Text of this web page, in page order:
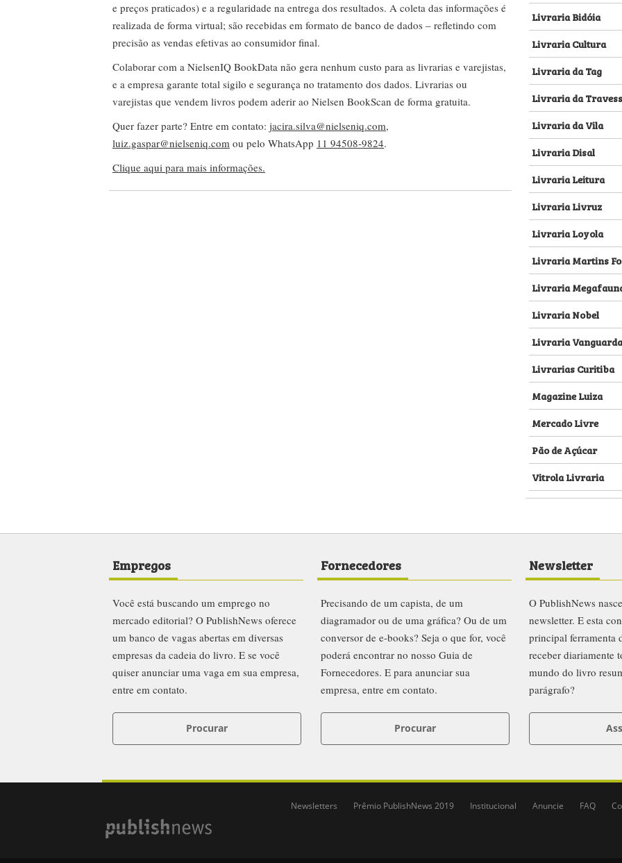
e preços praticados) e a regularidade na entrega dos resultados. A coleta das informações é
realizada de forma virtual; são recebidas em formato de banco de dados – refletindo com
precisão as vendas efetivas ao consumidor final.
Colaborar com a NielsenIQ BookData não gera nenhum custo para as livrarias e varejistas,
e a empresa garante total sigilo e segurança no tratamento dos dados. Livrarias ou
varejistas que vendem livros podem aderir ao Nielsen BookScan de forma gratuita.
Quer fazer parte? Entre em contato: jacira.silva@nielseniq.com,
luiz.gaspar@nielseniq.com ou pelo WhatsApp 11 94508-9824.
Clique aqui para mais informações.
Livraria Bidóia
Livraria Cultura
Livraria da Tag
Livraria da
Livraria da Vila
Livraria Disal
Livraria Leitura
Livraria Livruz
Livraria Loyola
Livraria Martins
Livraria
Livraria Nobel
Livraria Vanguarda
Livrarias Curitiba
Magazine Luiza
Mercado Livre
Pão de Açúcar
Vitrola Livraria
Empregos
Você está buscando um emprego no
mercado editorial? O PublishNews oferece
um banco de vagas abertas em diversas
empresas da cadeia do livro. E se você
quiser anunciar uma vaga em sua empresa,
entre em contato.
Procurar
Fornecedores
Precisando de um capista, de um
diagramador ou de uma gráfica? Ou de um
conversor de e-books? Seja o que for, você
poderá encontrar no nosso Guia de
Fornecedores. E para anunciar sua
empresa, entre em contato.
Procurar
Newsletter
O PublishNews
newsletter. E esta
principal ferramenta
receber diariamente
mundo do livro
parágrafo?
Newsletters Prêmio PublishNews 2019 Institucional Anuncie FAQ